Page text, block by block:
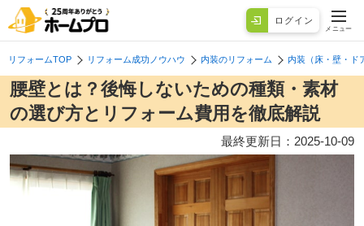
ログイン
メニュー
リフォームTOP リフォーム成功ノウハウ 内装のリフォーム 内装（床・壁・ド
腰壁とは？後悔しないための種類・素材
の選び方とリフォーム費用を徹底解説
最終更新日： 2025-10-09